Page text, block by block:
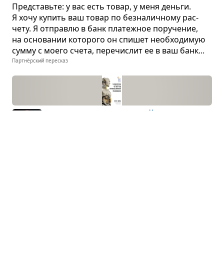
Пред­ставьте: у вас есть товар, у меня деньги.
Я хочу купить ваш товар по без­на­лич­ному рас­
чету. Я отправлю в банк пла­теж­ное пору­че­ние,
на осно­ва­нии кото­рого он спи­шет необ­хо­ди­мую
сумму с моего счета, пере­чис­лит ее в ваш банк...
Партнёрский пересказ
Тех­но­ло­гии четвёр­той про­мыш­